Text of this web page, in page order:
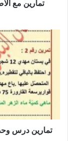
تمارين مع
تمارين
درس
وحدات
قيس
الاطوال
والسعات
السنة
الرابعة
تمارين درس